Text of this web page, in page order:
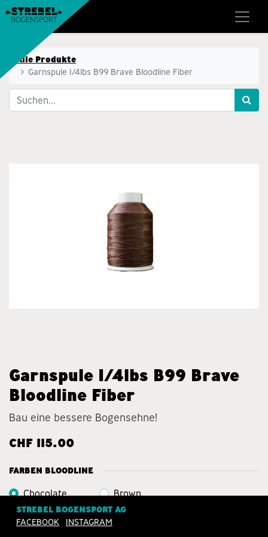
Alle Produkte
Garnspule 1/4lbs B99 Brave Bloodline Fiber
Garnspule 1/4lbs B99 Brave
Bloodline Fiber
Bau eine bessere Bogensehne!
CHF 115.00
FARBEN BLOODLINE
Chocolate
Brown
Brown
Sugar
STREBEL BOGENSPORT AG
FACEBOOK
INSTAGRAM